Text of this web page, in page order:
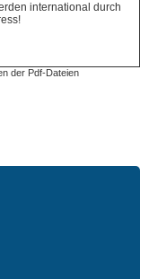
international durch
der Pdf-Dateien